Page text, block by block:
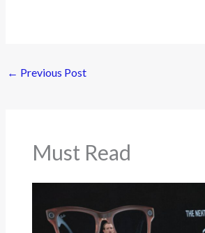
← Previous Post
Must Read